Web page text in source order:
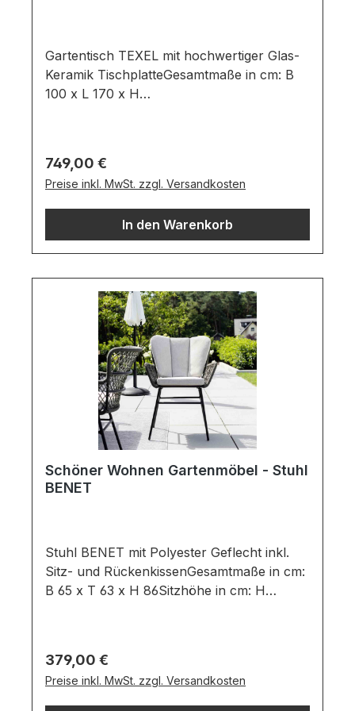
Gartentisch TEXEL mit hochwertiger Glas-
Keramik TischplatteGesamtmaße in cm: B
100 x L 170 x H
bestehend aus:schwarzen Aluminium
Gestell Glas-Keramik TischplatteWichtige
Informationen:Möbel ist zerlegt (Montage
erforderlich).Farben können auf
Regulärer Preis:
749,00 €
Preise inkl. MwSt. zzgl. Versandkosten
In den Warenkorb
Schöner Wohnen Gartenmöbel - Stuhl
BENET
Stuhl BENET mit Polyester Geflecht inkl.
Sitz- und RückenkissenGesamtmaße in cm:
B 65 x T 63 x H 86Sitzhöhe in cm: H
/ Material: AluminiumGartenstuhl bestehend
aus:Sitzschale in einem Nylon Kern und
einem Mantel aus Polyester
Regulärer Preis:
379,00 €
Preise inkl. MwSt. zzgl. Versandkosten